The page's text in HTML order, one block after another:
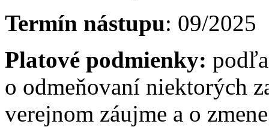
Termín nástupu: 09/2025
Platové podmienky:
o odmeňovaní niektorých
verejnom záujme a o